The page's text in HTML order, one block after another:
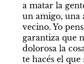
a matar la
un amigo, una
vecino. Yo
garantiza que
dolorosa la
te hacés el que